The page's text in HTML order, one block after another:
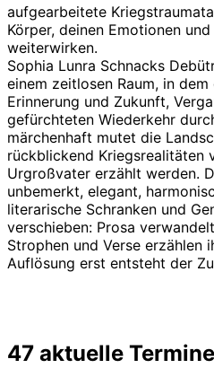
aufgearbeitete
Körper, deinen Emotionen
weiterwirken.
Sophia Lunra Schnacks
einem zeitlosen Raum, in
Erinnerung und Zukunft,
gefürchteten Wiederkehr
märchenhaft mutet die
rückblickend Kriegsrealitäten
Urgroßvater erzählt werden.
unbemerkt, elegant,
literarische Schranken und
verschieben: Prosa
Strophen und Verse erzählen
Auflösung erst entsteht der
47 aktuelle Termine